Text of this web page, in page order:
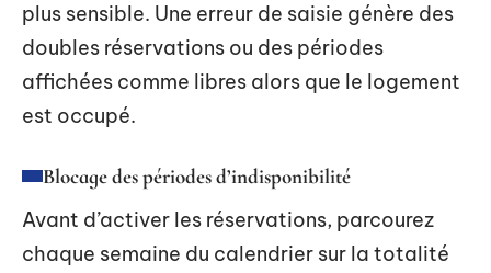
plus sensible. Une erreur de saisie génère des
doubles réservations ou des périodes
affichées comme libres alors que le logement
est occupé.
Blocage des périodes d’indisponibilité
Avant d’activer les réservations, parcourez
chaque semaine du calendrier sur la totalité